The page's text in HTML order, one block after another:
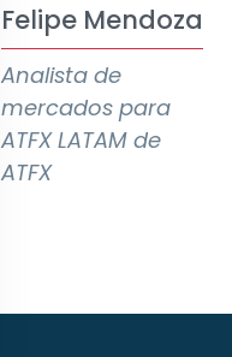
Felipe Mendoza
Analista de
mercados para
ATFX LATAM de
ATFX